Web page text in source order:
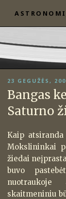
prie
turinio
PASKELBTA
23 GEGUŽĖS,
Bangas
Saturno
Kaip atsiranda
Mokslininkai
žiedai
buvo
skaitmeniniu